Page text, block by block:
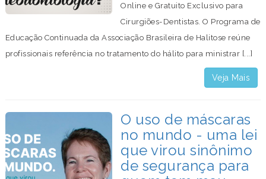
Online e Gratuito Exclusivo para
Cirurgiões-Dentistas. O Programa de
Educação Continuada da Associação Brasileira de Halitose reúne
profissionais referência no tratamento do hálito para ministrar [...]
Veja Mais
O uso de máscaras
no mundo - uma lei
que virou sinônimo
de segurança para